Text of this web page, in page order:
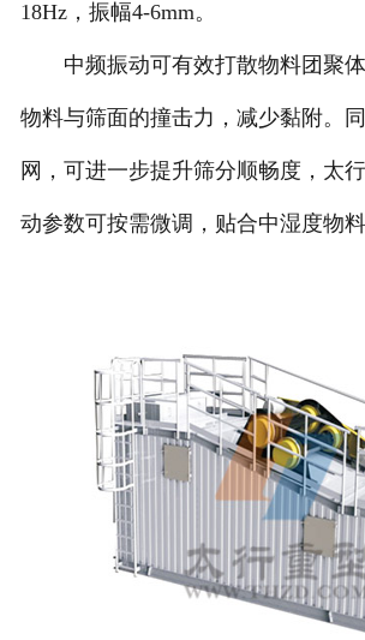
18Hz，振幅4-6mm。
中频振动可有效打散物料团聚体
物料与筛面的撞击力，减少黏附。
网，可进一步提升筛分顺畅度，太
动参数可按需微调，贴合中湿度物料